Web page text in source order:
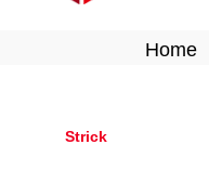
Home
Strick